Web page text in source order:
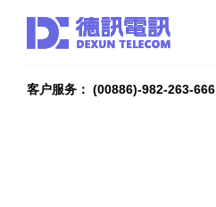
客户服务： (00886)-982-263-666